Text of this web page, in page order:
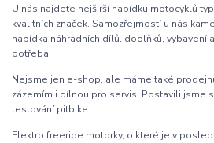
U nás najdete nejširší nabídku motocyklů
kvalitních značek. Samozřejmostí u nás
nabídka náhradních dílů, doplňků, vybavení
potřeba.
Nejsme jen e-shop, ale máme také
zázemím i dílnou pro servis. Postavili jsme
testování pitbike.
Elektro freeride motorky, o které je v